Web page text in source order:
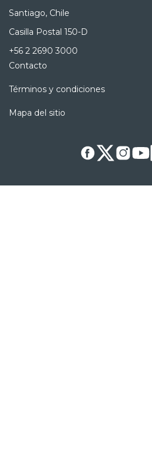
Santiago, Chile
Casilla Postal 150-D
+56 2 2690 3000
Contacto
Términos y condiciones
Mapa del sitio